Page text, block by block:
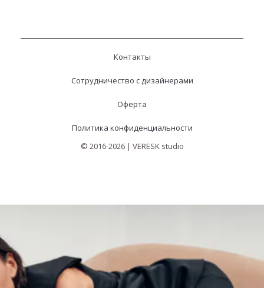
Контакты
Сотрудничество с дизайнерами
Оферта
Политика конфиденциальности
© 2016-2026 | VERESK studio